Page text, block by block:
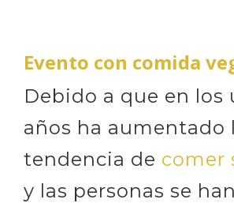
Evento con comida
Debido a que en los
años ha aumentado
tendencia de comer
y las personas se